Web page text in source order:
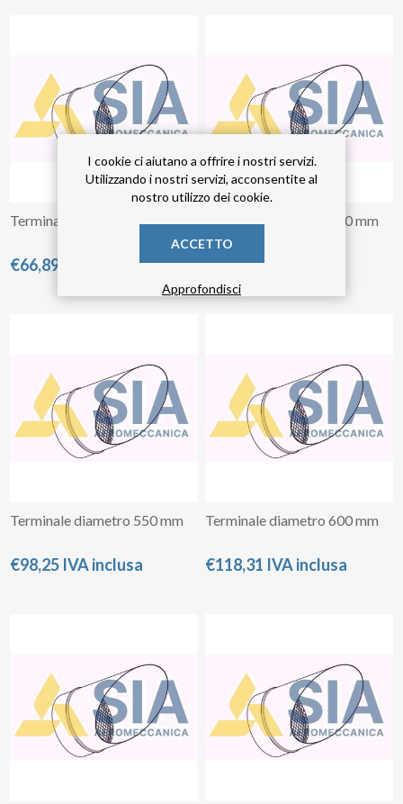
Terminale diametro 450 mm
€66,89 IVA inclusa
Terminale diametro 500 mm
€78,82 IVA inclusa
Terminale diametro 550 mm
€98,25 IVA inclusa
Terminale diametro 600 mm
€118,31 IVA inclusa
I cookie ci aiutano a offrire i nostri servizi.
Utilizzando i nostri servizi, acconsentite al
nostro utilizzo dei cookie.
ACCETTO
Approfondisci